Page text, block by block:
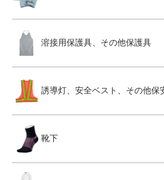
溶接用保護具、その他保護具
誘導灯、安全ベスト、その他保
靴下